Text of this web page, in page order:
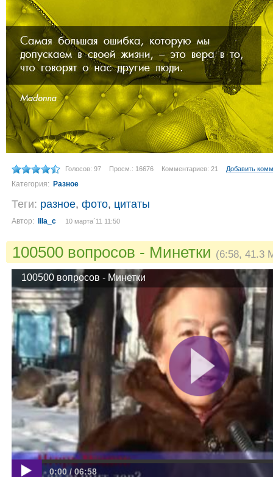
Голосов: 97 Просм.: 16676 Комментариев: 21 Добавить
Категория: Разное
Теги: разное, фото, цитаты
Автор: lila_c 10 марта´11 11:50
100500 вопросов - Минетки (6:58, 41.3
100500 вопросов - Минетки
0:00 / 06:58